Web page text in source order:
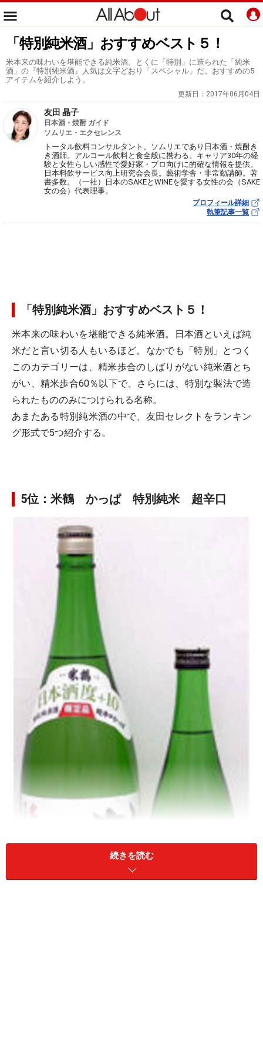
「特別純米酒」おすすめベスト５！
米本来の味わいを堪能できる純米酒。とくに「特別」に造られた「純米
酒」の『特別純米酒』人気は文字どおり「スペシャル」だ。おすすめの5
アイテムを紹介しよう。
更新日： 2017年06月04日
友田 晶子
日本酒・焼酎 ガイド
ソムリエ・エクセレンス
トータル飲料コンサルタント。ソムリエであり日本酒・焼酎き
き酒師。アルコール飲料と食全般に携わる。キャリア30年の経
験と女性らしい感性で愛好家・プロ向けに的確な情報を提供。
日本料飲サービス向上研究会会長。藝術学舎・非常勤講師。著
書多数。（一社）日本のSAKEとWINEを愛する女性の会（SAKE
女の会）代表理事。
プロフィール詳細
執筆記事一覧
「特別純米酒」おすすめベスト５！
米本来の味わいを堪能できる純米酒。日本酒といえば純
米だと言い切る人もいるほど。なかでも「特別」とつく
このカテゴリーは、精米歩合のしばりがない純米酒とち
がい、精米歩合60％以下で、さらには、特別な製法で造
られたもののみにつけられる名称。
あまたある特別純米酒の中で、友田セレクトをランキン
グ形式で5つ紹介する。
5位：米鶴 かっぱ 特別純米 超辛口
続きを読む